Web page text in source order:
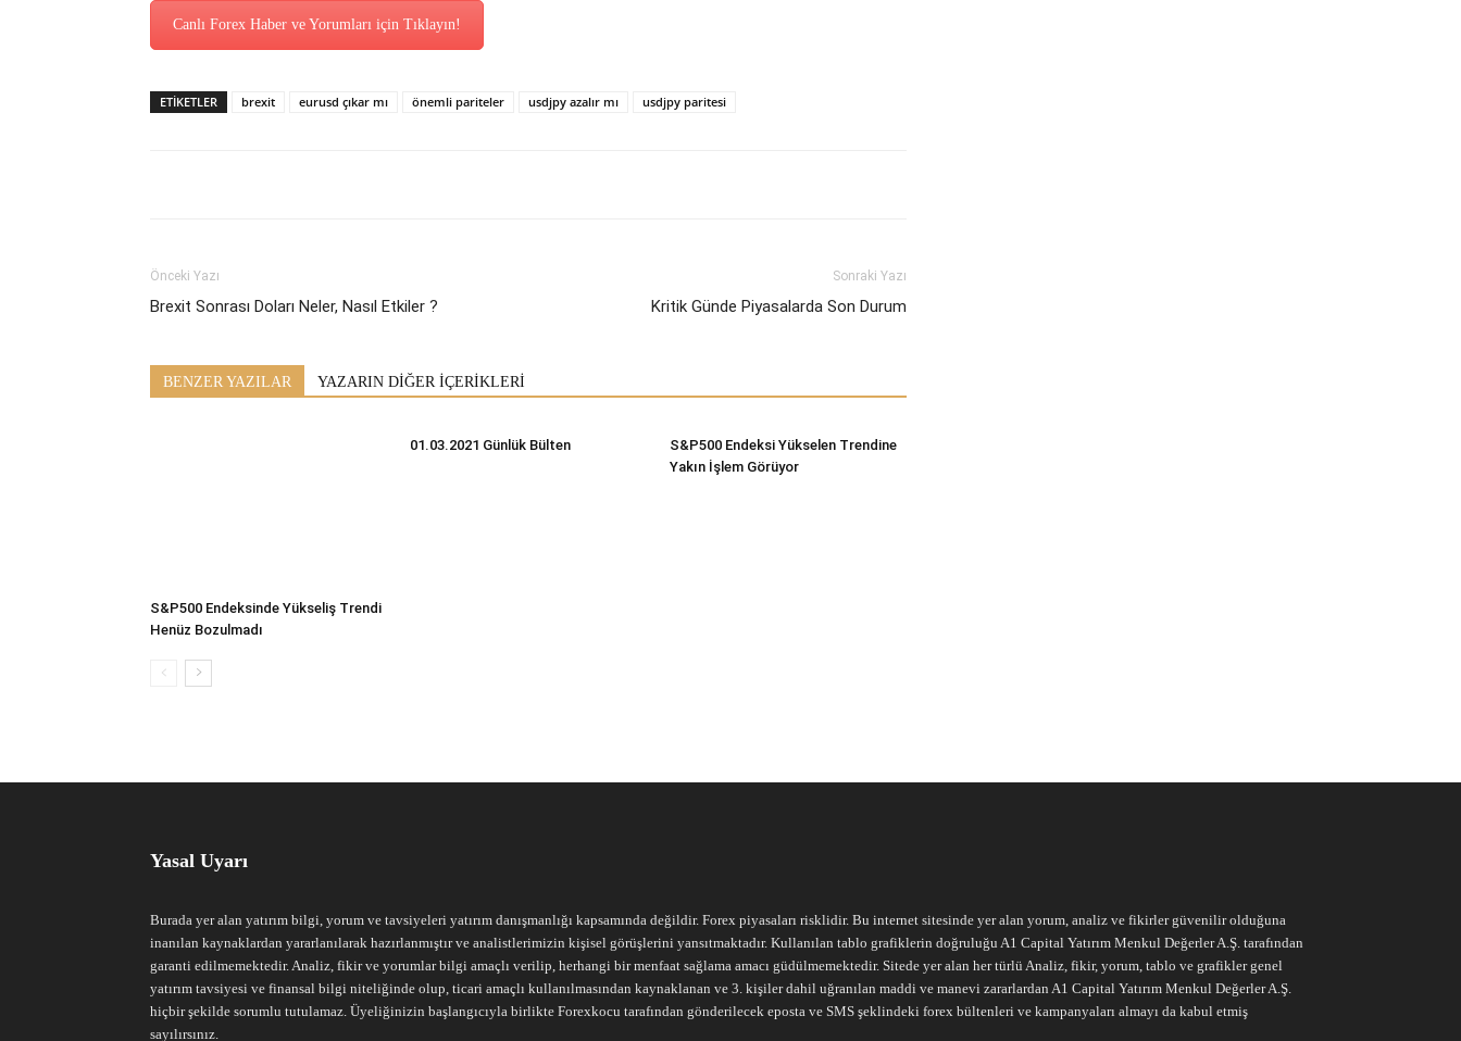
Canlı Forex Haber ve Yorumları için Tıklayın!
ETİKETLER brexit eurusd çıkar mı önemli pariteler usdjpy azalır mı usdjpy paritesi
Önceki Yazı
Brexit Sonrası Doları Neler, Nasıl Etkiler ?
Sonraki Yazı
Kritik Günde Piyasalarda Son Durum
BENZER YAZILAR YAZARIN DİĞER İÇERİKLERİ
S&P500 Endeksinde Yükseliş Trendi
Henüz Bozulmadı
01.03.2021 Günlük Bülten
S&P500 Endeksi Yükselen Trendine
Yakın İşlem Görüyor
Yasal Uyarı
Burada yer alan yatırım bilgi, yorum ve tavsiyeleri yatırım danışmanlığı kapsamında değildir. Forex piyasaları risklidir. Bu internet sitesinde yer alan yorum, analiz ve fikirler güvenilir olduğuna
inanılan kaynaklardan yararlanılarak hazırlanmıştır ve analistlerimizin kişisel görüşlerini yansıtmaktadır. Kullanılan tablo grafiklerin doğruluğu A1 Capital Yatırım Menkul Değerler A.Ş. tarafından
garanti edilmemektedir. Analiz, fikir ve yorumlar bilgi amaçlı verilip, herhangi bir menfaat sağlama amacı güdülmemektedir. Sitede yer alan her türlü Analiz, fikir, yorum, tablo ve grafikler genel
yatırım tavsiyesi ve finansal bilgi niteliğinde olup, ticari amaçlı kullanılmasından kaynaklanan ve 3. kişiler dahil uğranılan maddi ve manevi zararlardan A1 Capital Yatırım Menkul Değerler A.Ş.
hiçbir şekilde sorumlu tutulamaz. Üyeliğinizin başlangıcıyla birlikte Forexkocu tarafından gönderilecek eposta ve SMS şeklindeki forex bültenleri ve kampanyaları almayı da kabul etmiş
sayılırsınız.